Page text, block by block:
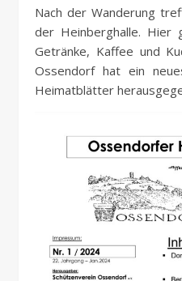
Nach der Wanderung
der Heinberghalle. Hier
Getränke, Kaffee und
Ossendorf hat ein
Heimatblätter